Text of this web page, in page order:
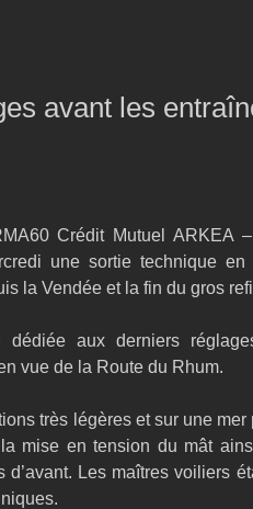
avant les
Crédit Mutuel ARKEA
une sortie technique
la Vendée et la fin du gros
dédiée aux derniers
vue de la Route du Rhum.
très légères et sur une
mise en tension du mât
d’avant. Les maîtres voiliers